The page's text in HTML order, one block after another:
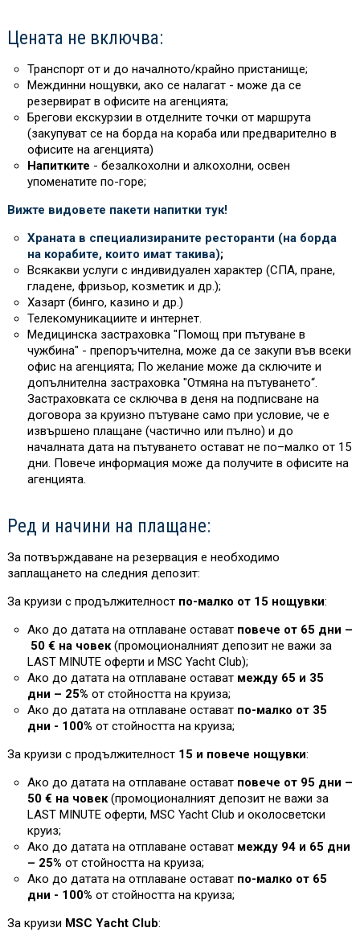
Цената не включва:
Транспорт от и до началното/крайно пристанище;
Междинни нощувки, ако се налагат - може да се
резервират в офисите на агенцията;
Брегови екскурзии в отделните точки от маршрута
(закупуват се на борда на кораба или предварително в
офисите на агенцията)
Напитките - безалкохолни и алкохолни, освен
упоменатите по-горе;
Вижте видовете пакети напитки тук!
Храната в специализираните ресторанти (на борда
на корабите, които имат такива);
Всякакви услуги с индивидуален характер (СПА, пране,
гладене, фризьор, козметик и др.);
Хазарт (бинго, казино и др.)
Телекомуникациите и интернет.
Медицинска застраховка "Помощ при пътуване в
чужбина" - препоръчителна, може да се закупи във всеки
офис на агенцията; По желание може да сключите и
допълнителна застраховка "Отмяна на пътуването“.
Застраховката се сключва в деня на подписване на
договора за круизно пътуване само при условие, че е
извършено плащане (частично или пълно) и до
началната дата на пътуването остават не по–малко от 15
дни. Повече информация може да получите в офисите на
агенцията.
Ред и начини на плащане:
За потвърждаване на резервация е необходимо
заплащането на следния депозит:
За круизи с продължителност по-малко от 15 нощувки:
Ако до датата на отплаване остават повече от 65 дни –
50 € на човек(промоционалният депозит не важи за
LAST MINUTE оферти и MSC Yacht Club);
Ако до датата на отплаване остават между 65 и 35
дни – 25% от стойността на круиза;
Ако до датата на отплаване остават по-малко от 35
дни - 100% от стойността на круиза;
За круизи с продължителност 15 и повече нощувки:
Ако до датата на отплаване остават повече от 95 дни –
50 € на човек(промоционалният депозит не важи за
LAST MINUTE оферти, MSC Yacht Club и околосветски
круиз;
Ако до датата на отплаване остават между 94 и 65 дни
– 25% от стойността на круиза;
Ако до датата на отплаване остават по-малко от 65
дни - 100% от стойността на круиза;
За круизи MSC Yacht Club: